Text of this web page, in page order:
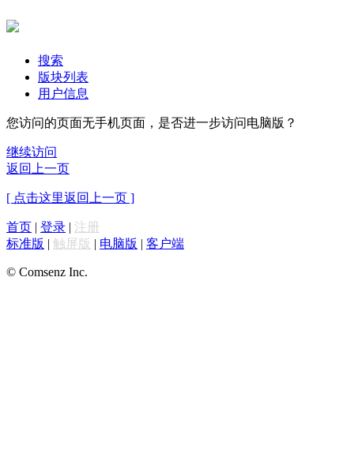
搜索
版块列表
用户信息
您访问的页面无手机页面，是否进一步访问电脑版？
继续访问
返回上一页
[ 点击这里返回上一页 ]
首页 | 登录 | 注册
标准版 | 触屏版 | 电脑版 | 客户端
© Comsenz Inc.